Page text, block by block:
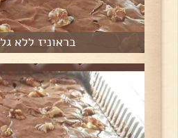
בראוניז ללא